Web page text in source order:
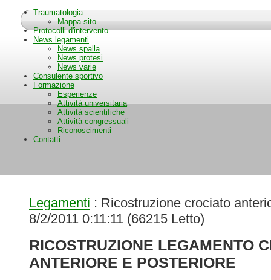
Traumatologia
Mappa sito
Protocolli d'intervento
News legamenti
News spalla
News protesi
News varie
Consulente sportivo
Formazione
Esperienze
Attività universitaria
Attività scientifiche
Attività congressuali
Riconoscimenti
Contatti
Legamenti : Ricostruzione crociato
8/2/2011 0:11:11 (66215 Letto)
RICOSTRUZIONE LEGAMENTO
ANTERIORE E POSTERIORE